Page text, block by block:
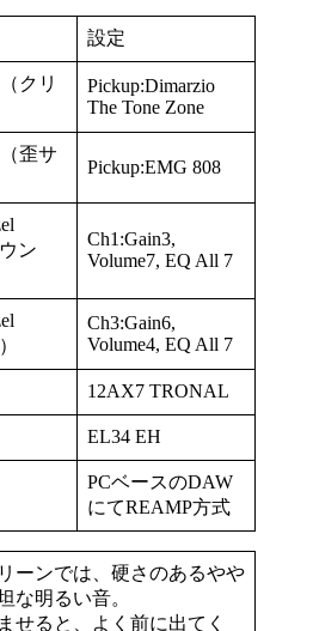
設定
クリ
Pickup:Dimarzio
The Tone Zone
歪サ
Pickup:EMG 808
ン
Ch1:Gain3,
Volume7, EQ All 7
Ch3:Gain6,
Volume4, EQ All 7
12AX7 TRONAL
EL34 EH
PCベースのDAW
にてREAMP方式
ーンでは、硬さのあるやや
な明るい音。
せると、よく前に出てく